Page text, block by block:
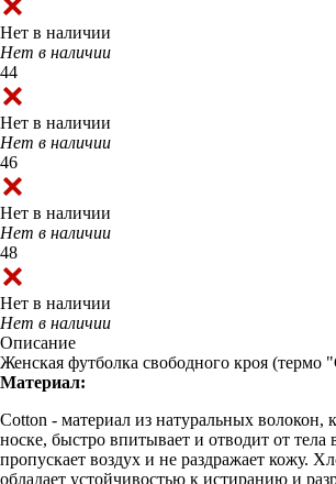
Нет в наличии
Нет в наличии
44
Нет в наличии
Нет в наличии
46
Нет в наличии
Нет в наличии
48
Нет в наличии
Нет в наличии
Описание
Женская футболка свободного кроя
Материал:
Cotton - материал из натуральных волокон,
носке, быстро впитывает и отводит от тела
пропускает воздух и не раздражает кожу.
обладает устойчивостью к истиранию и